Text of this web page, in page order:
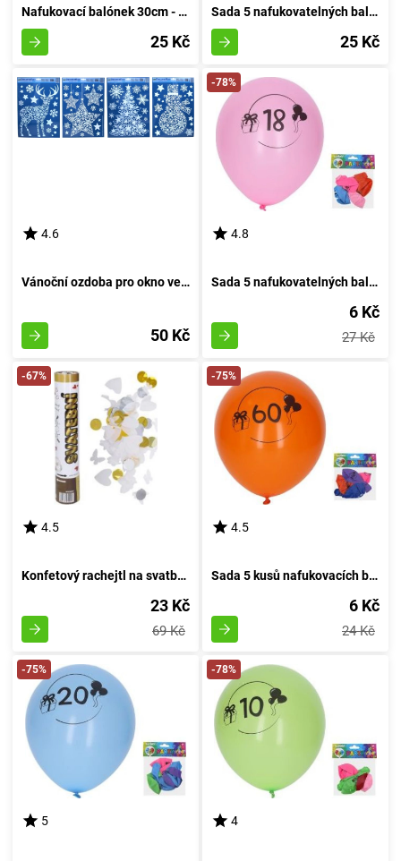
Nafukovací balónek 30cm - sada 5 kusů, s pořadovým číslem 4
25 Kč
Sada 5 nafukovatelných balónků o průměru 30 cm - číslo dva
25 Kč
4.6
Vánoční ozdoba pro okno velikosti 41x29 cm
50 Kč
-78%
4.8
Sada 5 nafukovatelných balónků o průměru 30 cm, s motivem číslo 18
6 Kč
27 Kč
-67%
4.5
Konfetový rachejtl na svatbu, výstřelový, délka 30 cm
23 Kč
69 Kč
-75%
4.5
Sada 5 kusů nafukovacích balónků o průměru 30 cm - číslo 60
6 Kč
24 Kč
-75%
5
-78%
4